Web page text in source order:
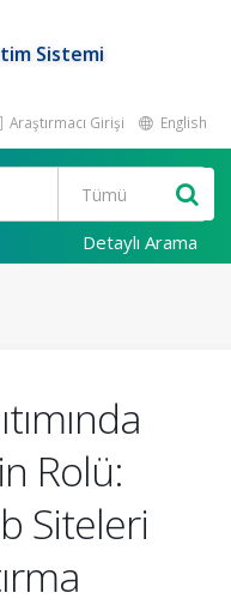
Sistemi
Araştırmacı Girişi English
Detaylı Arama
Rolü:
Siteleri